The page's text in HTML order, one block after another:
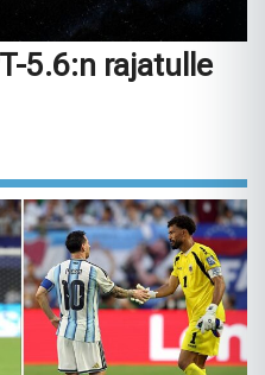
5.6:n rajatulle